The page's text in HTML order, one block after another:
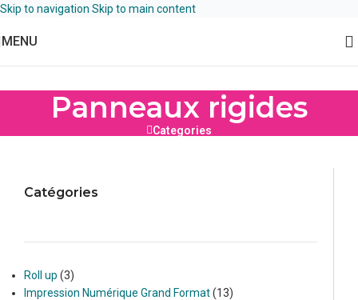
Skip to navigation Skip to main content
MENU
Panneaux rigides
Categories
Catégories
Roll up 3
Impression Numérique Grand Format 13